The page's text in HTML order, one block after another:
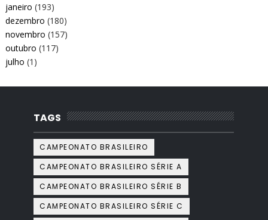
janeiro (193)
dezembro (180)
novembro (157)
outubro (117)
julho (1)
TAGS
CAMPEONATO BRASILEIRO
CAMPEONATO BRASILEIRO SÉRIE A
CAMPEONATO BRASILEIRO SÉRIE B
CAMPEONATO BRASILEIRO SÉRIE C